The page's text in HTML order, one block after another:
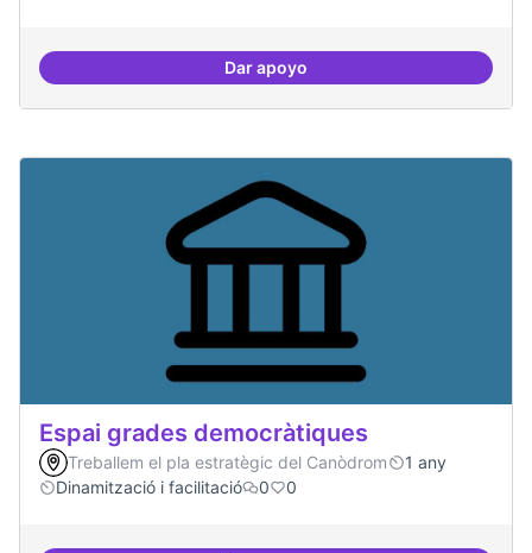
Dar apoyoEspai acompanyament periòdic
Espai grades democràtiques
Treballem el pla estratègic del Canòdrom
1 any
Dinamització i facilitació
0 0